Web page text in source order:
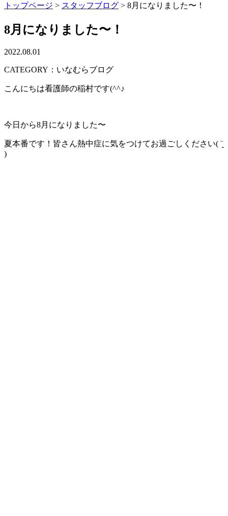
トップページ > スタッフブログ > 8月になりました〜！
8月になりました〜！
2022.08.01
CATEGORY：いなむらブログ
こんにちは看護師の稲村です(^^♪
今日から8月になりました〜
夏本番です！皆さん熱中症に気をつけてお過ごしください( ¨̮
)